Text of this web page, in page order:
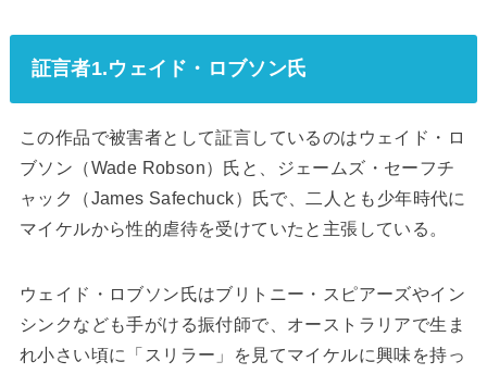
証言者1.ウェイド・ロブソン氏
この作品で被害者として証言しているのはウェイド・ロ
ブソン（Wade Robson）氏と、ジェームズ・セーフチ
ャック（James Safechuck）氏で、二人とも少年時代に
マイケルから性的虐待を受けていたと主張している。
ウェイド・ロブソン氏はブリトニー・スピアーズやイン
シンクなども手がける振付師で、オーストラリアで生ま
れ小さい頃に「スリラー」を見てマイケルに興味を持っ